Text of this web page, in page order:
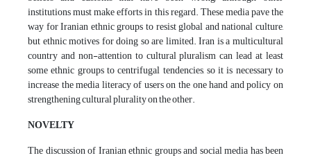
institutions must make efforts in this regard. These media pave the
way for Iranian ethnic groups to resist global and national culture,
but ethnic motives for doing so are limited. Iran is a multicultural
country and non-attention to cultural pluralism can lead at least
some ethnic groups to centrifugal tendencies, so it is necessary to
increase the media literacy of users on the one hand and policy on
strengthening cultural plurality on the other.
NOVELTY
The discussion of Iranian ethnic groups and social media has been